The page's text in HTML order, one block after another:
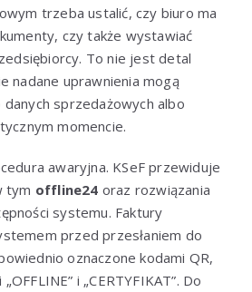
trzeba ustalić, czy biuro ma
czy także wystawiać
To nie jest detal
nadane uprawnienia mogą
sprzedażowych albo
momencie.
awaryjna. KSeF przewiduje
tym offline24 oraz rozwiązania
systemu. Faktury
przed przesłaniem do
oznaczone kodami QR,
i „CERTYFIKAT”. Do